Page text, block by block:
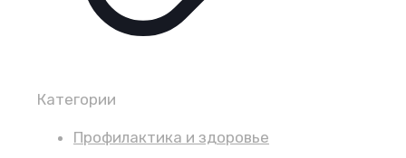
Категории
Профилактика и здоровье